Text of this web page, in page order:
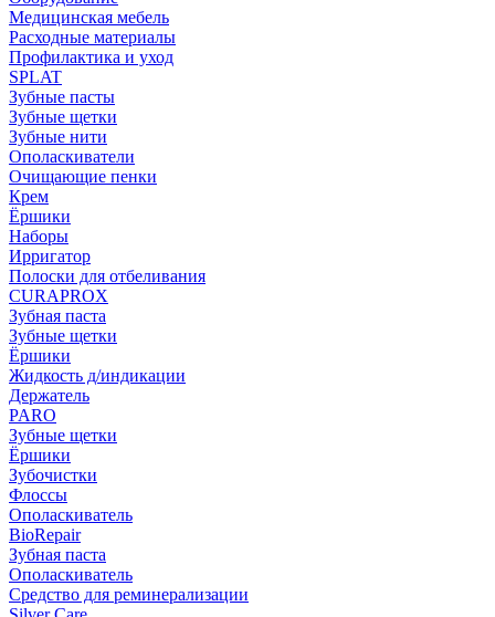
Медицинская мебель
Расходные материалы
Профилактика и уход
SPLAT
Зубные пасты
Зубные щетки
Зубные нити
Ополаскиватели
Очищающие пенки
Крем
Ёршики
Наборы
Ирригатор
Полоски для отбеливания
CURAPROX
Зубная паста
Зубные щетки
Ёршики
Жидкость д/индикации
Держатель
PARO
Зубные щетки
Ёршики
Зубочистки
Флоссы
Ополаскиватель
BioRepair
Зубная паста
Ополаскиватель
Средство для реминерализации